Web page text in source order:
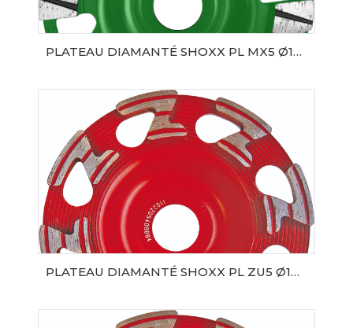
PLATEAU DIAMANTÉ SHOXX PL MX5 Ø180 SAMEDIA
AJOUTER AU PANIER
PLATEAU DIAMANTÉ SHOXX PL ZU5 Ø125 SAMEDIA
AJOUTER AU PANIER